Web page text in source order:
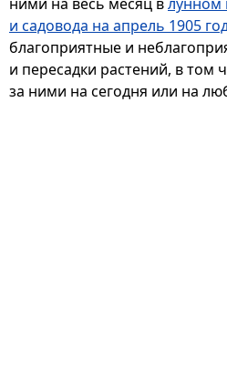
и садовода на апрель 1905
благоприятные и
и пересадки растений, в том
за ними на сегодня или на